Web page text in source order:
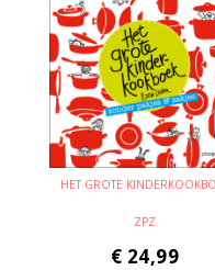
HET GROTE
ZPZ
€ 24,99